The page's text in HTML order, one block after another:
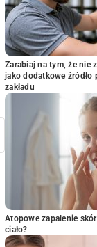
Zarabiaj na tym, że nie
jako dodatkowe
zakładu
Atopowe zapalenie
ciało?